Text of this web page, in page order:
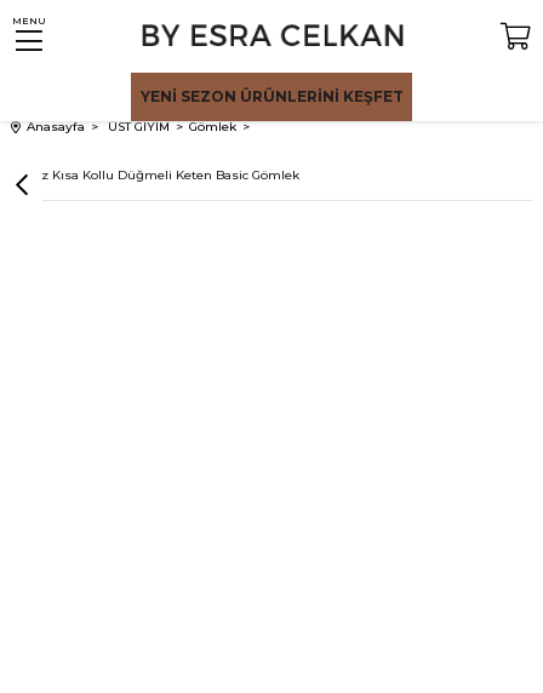
MENU
YENİ SEZON ÜRÜNLERİNİ KEŞFET
Anasayfa ÜST GİYİM Gömlek
Beyaz Kısa Kollu Düğmeli Keten Basic Gömlek